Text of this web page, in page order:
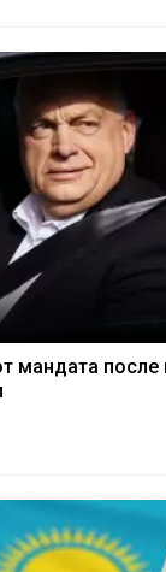
мандата